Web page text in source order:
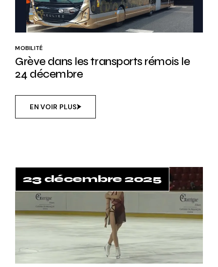
MOBILITÉ
Grève dans les transports rémois le
24 décembre
EN VOIR PLUS
23 décembre 2025